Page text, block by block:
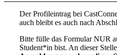
Der Profileintrag bei
auch bleibt es auch nach
Bitte fülle das Formular NUR
Student*in bist. An dieser